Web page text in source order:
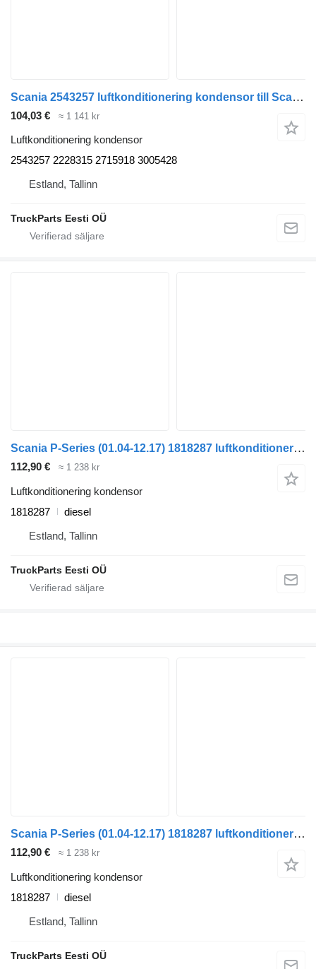
Scania 2543257 luftkonditionering kondensor till Scania L,P,G,R,S-series (2016-) dragbil
104,03 € ≈ 1 141 kr
Luftkonditionering kondensor
2543257 2228315 2715918 3005428
Estland, Tallinn
TruckParts Eesti OÜ
Scania P-Series (01.04-12.17) 1818287 luftkonditionering kondensor till Scania P,G,R,T-series (2004-2017) dragbil
112,90 € ≈ 1 238 kr
Luftkonditionering kondensor
1818287
diesel
Estland, Tallinn
TruckParts Eesti OÜ
Scania P-Series (01.04-12.17) 1818287 luftkonditionering kondensor till Scania P,G,R,T-series (2004-2017) dragbil
112,90 € ≈ 1 238 kr
Luftkonditionering kondensor
1818287
diesel
Estland, Tallinn
TruckParts Eesti OÜ